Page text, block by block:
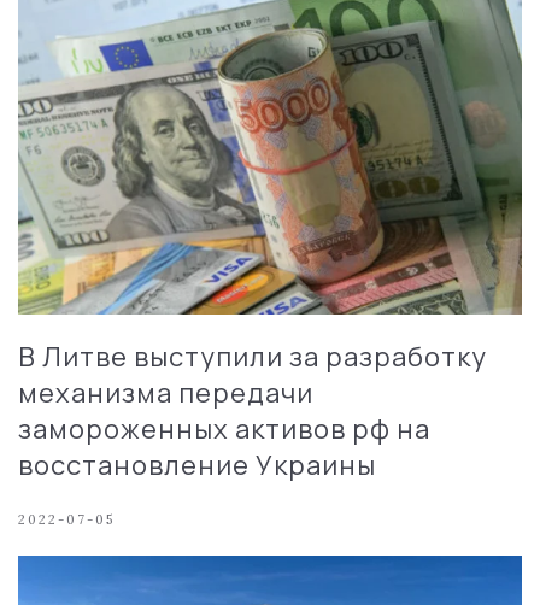
В Литве выступили за разработку
механизма передачи
замороженных активов рф на
восстановление Украины
2022-07-05